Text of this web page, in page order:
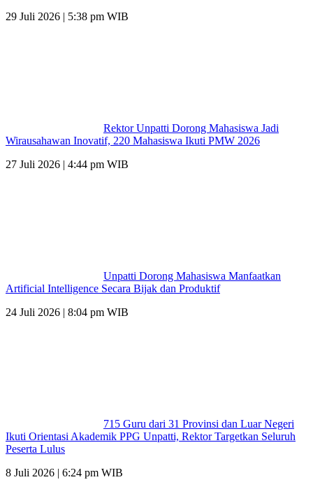
29 Juli 2026 | 5:38 pm WIB
Rektor Unpatti Dorong Mahasiswa Jadi
Wirausahawan Inovatif, 220 Mahasiswa Ikuti PMW 2026
27 Juli 2026 | 4:44 pm WIB
Unpatti Dorong Mahasiswa Manfaatkan
Artificial Intelligence Secara Bijak dan Produktif
24 Juli 2026 | 8:04 pm WIB
715 Guru dari 31 Provinsi dan Luar Negeri
Ikuti Orientasi Akademik PPG Unpatti, Rektor Targetkan Seluruh
Peserta Lulus
8 Juli 2026 | 6:24 pm WIB